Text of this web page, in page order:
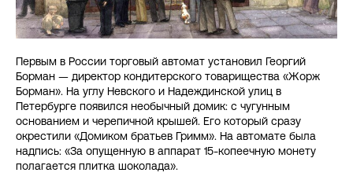
Первым в России торговый автомат установил Георгий
Борман — директор кондитерского товарищества «Жорж
Борман». На углу Невского и Надеждинской улиц в
Петербурге появился необычный домик: с чугунным
основанием и черепичной крышей. Его который сразу
окрестили «Домиком братьев Гримм». На автомате была
надпись: «За опущенную в аппарат 15-копеечную монету
полагается плитка шоколада».